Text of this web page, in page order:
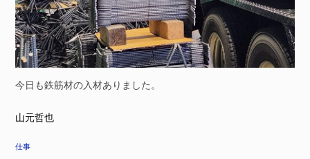
今日も鉄筋材の入材ありました。
山元哲也
仕事